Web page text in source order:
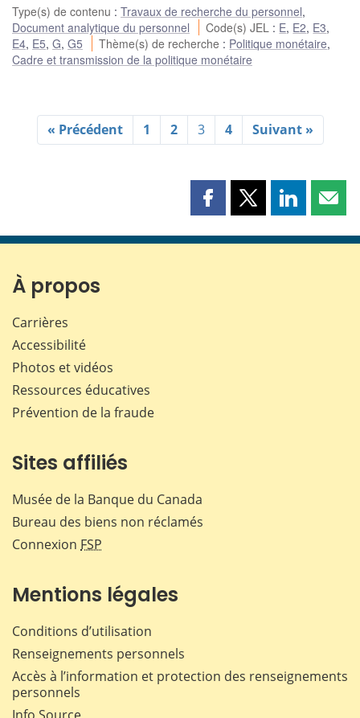
Type(s) de contenu : Travaux de recherche du personnel,
Document analytique du personnel
Code(s) JEL : E, E2, E3,
E4, E5, G, G5 Thème(s) de recherche : Politique monétaire,
Cadre et transmission de la politique monétaire
« Précédent 1 2 3 4 Suivant »
Partager
page
Partager
page
Partager
page page
À propos
Carrières
Accessibilité
Photos et vidéos
Ressources éducatives
Prévention de la fraude
Sites affiliés
Musée de la Banque du Canada
Bureau des biens non réclamés
Connexion FSP
Mentions légales
Conditions d’utilisation
Renseignements personnels
Accès à l’information et protection des renseignements
personnels